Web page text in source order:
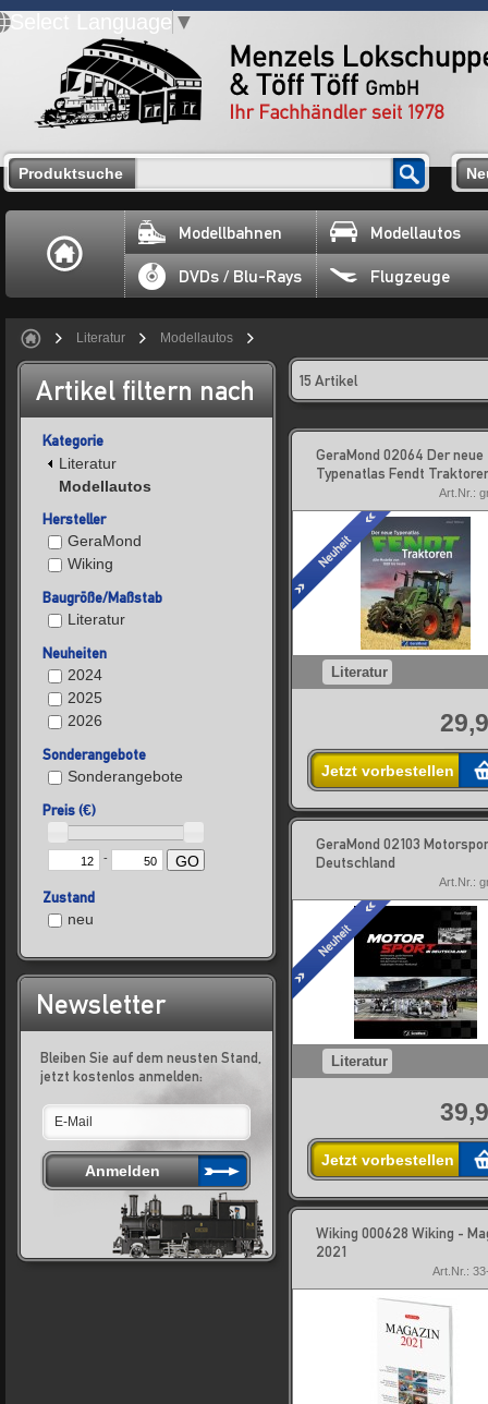
Select Language ▼
Produktsuche
Modellbahnen Modellautos
DVDs / Blu-Rays Flugzeuge
Literatur Modellautos
Artikel filtern nach
Kategorie
Literatur
Modellautos
Hersteller
GeraMond
Wiking
Baugröße/Maßstab
Literatur
Neuheiten
2024
2025
2026
Sonderangebote
Sonderangebote
Preis (€)
- GO
Zustand
neu
Newsletter
Bleiben Sie auf dem neusten Stand,
jetzt kostenlos anmelden:
15 Artikel
GeraMond 02064 Der neue
Typenatlas Fendt
Art.Nr.:
Literatur
Jetzt vorbestellen
GeraMond 02103
Deutschland
Art.Nr.:
Literatur
Jetzt vorbestellen
Wiking 000628 Wiking -
2021
Art.Nr.: